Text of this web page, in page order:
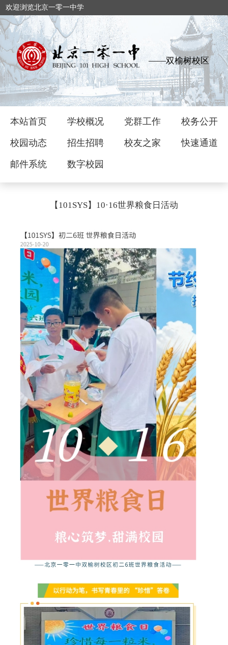
欢迎浏览北京一零一中学
——双榆树校区
本站首页 学校概况 党群工作 校务公开
校园动态 招生招聘 校友之家 快速通道
邮件系统 数字校园
【101SYS】10·16世界粮食日活动